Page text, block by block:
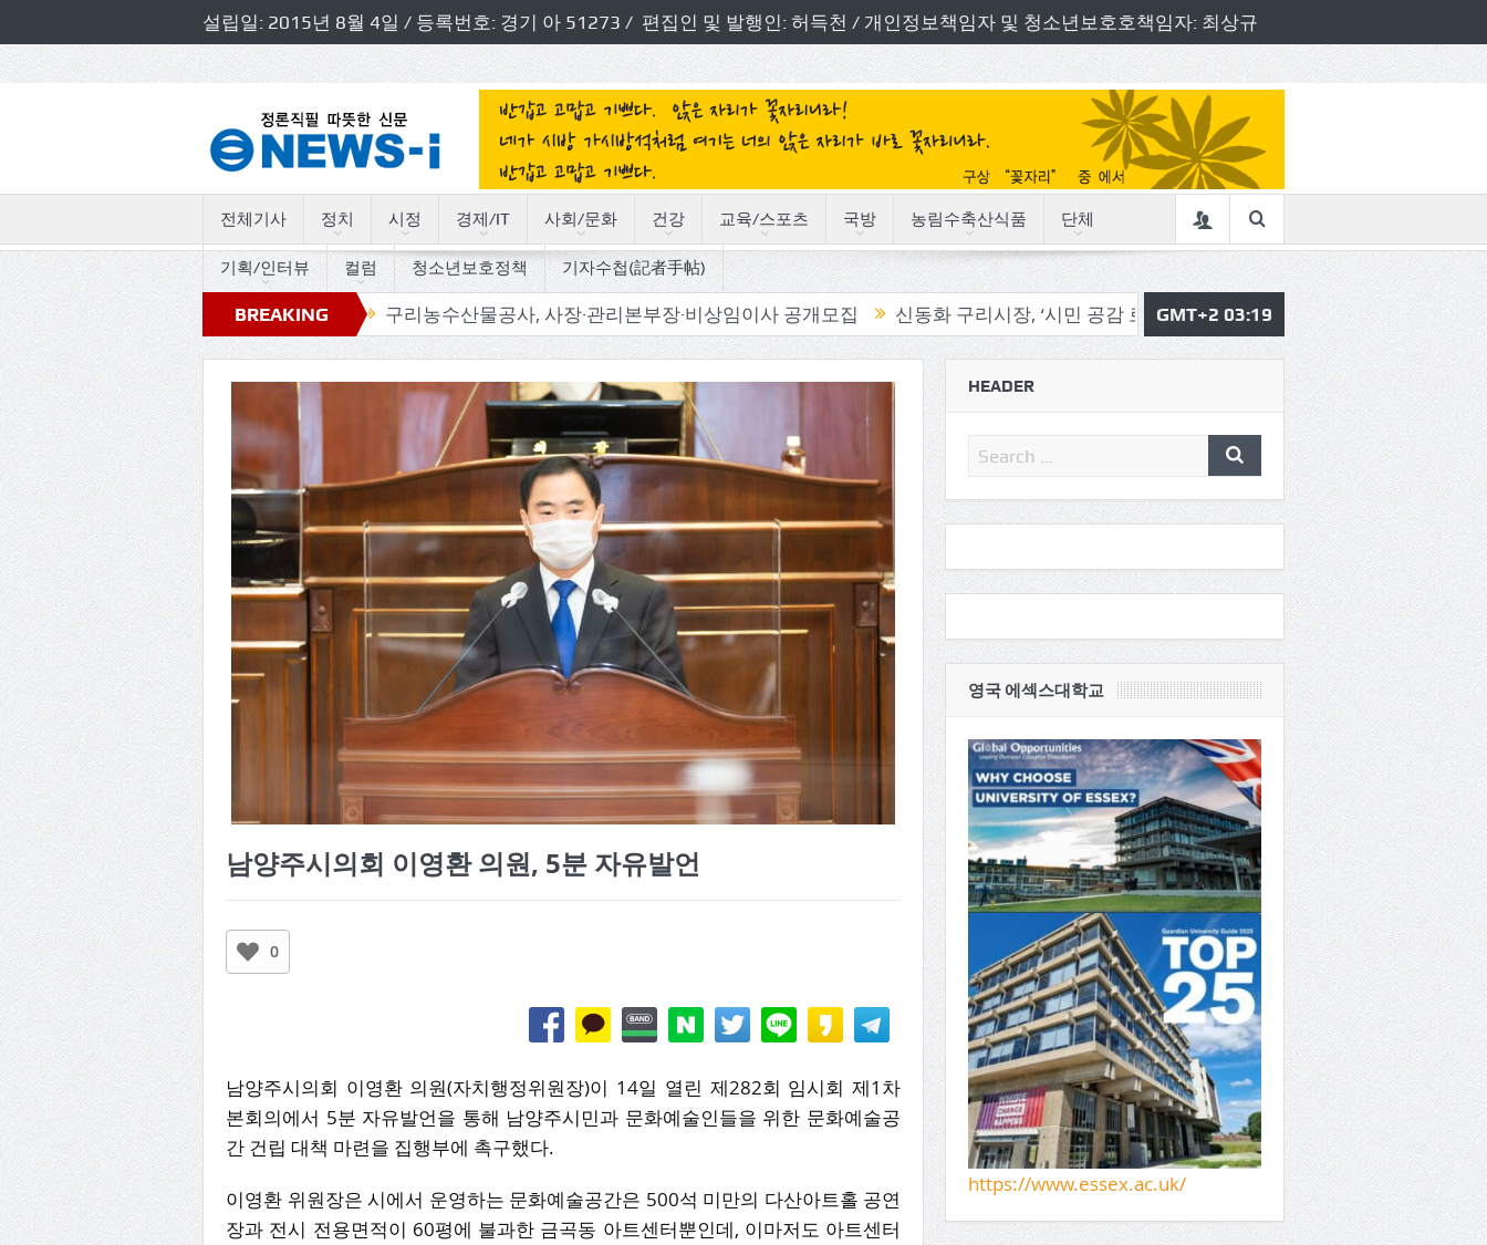
설립일: 2015년 8월 4일 / 등록번호: 경기 아 51273 / 편집인 및 발행인: 허득천 / 개인정보책임자 및 청소년보호호책임자: 최상규
전체기사 정치 시정 경제/IT 사회/문화 건강 교육/스포츠 국방 농림수축산식품 단체
기획/인터뷰 컬럼 청소년보호정책 기자수첩(記者手帖)
BREAKING
NEWS
트로트 세월따라 사연따라” 구리농수산물공사, 사장·관리본부장·비상임이사 공개모집 신동화 구리시장, ‘시민 공감 로드체킹’ 송파구 , ‘송이 한 컷’ 동네 풍경사진 공모
GMT+2 03:19
남양주시의회 이영환 의원, 5분 자유발언
0
남양주시의회 이영환 의원(자치행정위원장)이 14일 열린 제282회 임시회 제1차
본회의에서 5분 자유발언을 통해 남양주시민과 문화예술인들을 위한 문화예술공
간 건립 대책 마련을 집행부에 촉구했다.
이영환 위원장은 시에서 운영하는 문화예술공간은 500석 미만의 다산아트홀 공연
장과 전시 전용면적이 60평에 불과한 금곡동 아트센터뿐인데, 이마저도 아트센터
HEADER
영국 에섹스대학교
https://www.essex.ac.uk/